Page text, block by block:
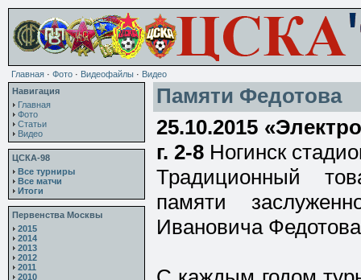
Главная · Фото · Видеофайлы · Видео
Навигация
Главная
Фото
Статьи
Видео
ЦСКА-98
Все турниры
Все матчи
Итоги
Первенства Москвы
2015
2014
2013
2012
2011
2010
Памяти Федотова
25.10.2015
г. 2-8 Ногинск
Традиционный
памяти
Ивановича